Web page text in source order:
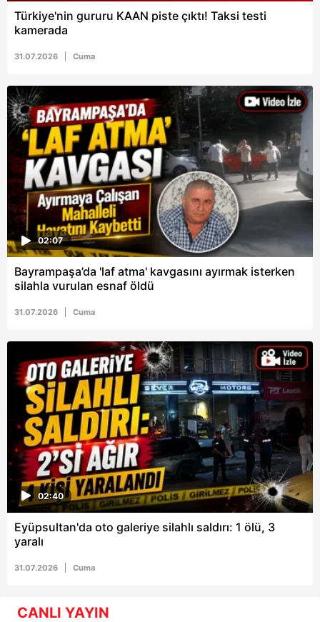
için Ayarlar butonuna tıklayabilir,Çerez Bilgilendirme
hazırlanmış Aydınlatma Metnimizi okumak ve sitemizde
ilgili mevzuata uygun olarak kullanılan çerezlerle ilgili bilgi
almak için lütfentıklayınız .
Türkiye'nin gururu KAAN piste çıktı! Taksi testi
kamerada
31.07.2026 Cuma
02:07
Bayrampaşa’da 'laf atma' kavgasını ayırmak isterken
silahla vurulan esnaf öldü
31.07.2026 Cuma
02:40
Eyüpsultan'da oto galeriye silahlı saldırı: 1 ölü, 3
yaralı
31.07.2026 Cuma
CANLI YAYIN